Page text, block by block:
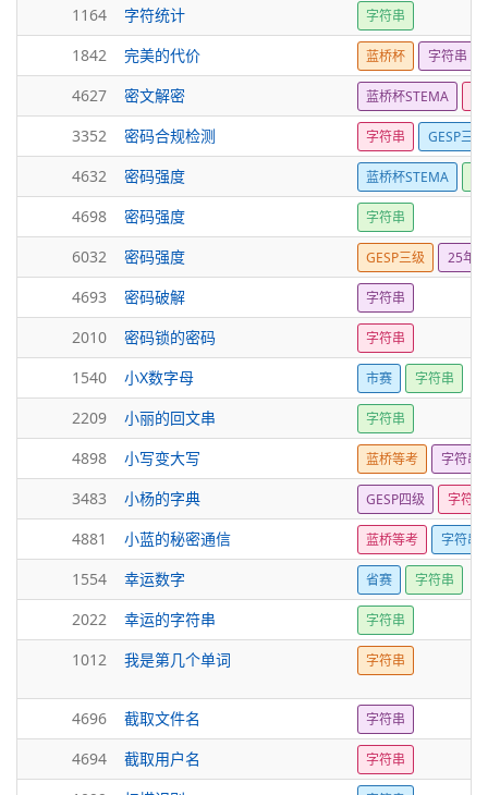
1164 字符统计 字符串
1842 完美的代价 蓝桥杯 字符串
4627 密文解密 蓝桥杯STEMA
3352 密码合规检测 字符串 GESP三级
4632 密码强度 蓝桥杯STEMA
4698 密码强度 字符串
6032 密码强度 GESP三级 25年
4693 密码破解 字符串
2010 密码锁的密码 字符串
1540 小X数字母 市赛 字符串
2209 小丽的回文串 字符串
4898 小写变大写 蓝桥等考 字符串
3483 小杨的字典 GESP四级 字符串
4881 小蓝的秘密通信 蓝桥等考 字符串
1554 幸运数字 省赛 字符串
2022 幸运的字符串 字符串
1012 我是第几个单词 字符串
4696 截取文件名 字符串
4694 截取用户名 字符串